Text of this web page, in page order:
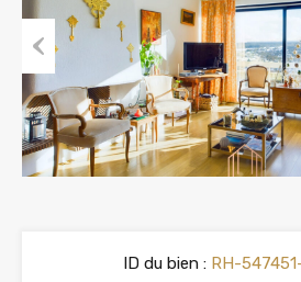
Previous
ID du bien :RH-